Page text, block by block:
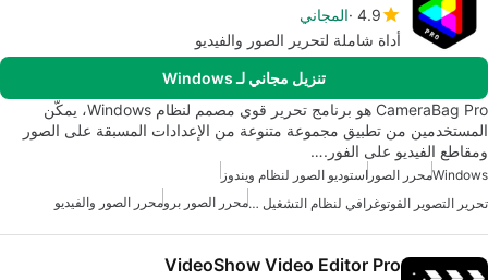
4.9 المجاني
أداة شاملة لتحرير الصور والفيديو
تنزيل مجاني لـ Windows
CameraBag Pro هو برنامج تحرير قوي مصمم لنظام Windows، يمكّن
المستخدمين من تطبيق مجموعة متنوعة من الإعدادات المسبقة على الصور
ومقاطع الفيديو على الفور.…
Windowsمحرر الصور استوديو الصور لنظام ويندوز
تحرير التصوير الفوتوغرافي لنظام التشغيل ويندوزمحرر الصور برومحرر الصور والفيديو
VideoShow Video Editor Pro